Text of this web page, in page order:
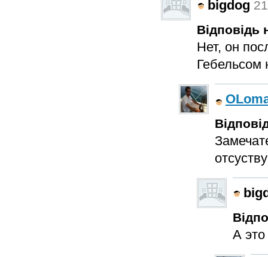
bigdog
Відповідь
Нет, он
Гебельсом
А